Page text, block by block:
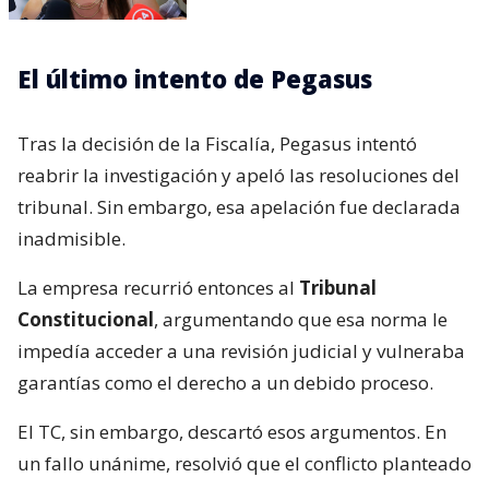
El último intento de Pegasus
Tras la decisión de la Fiscalía, Pegasus intentó
reabrir la investigación y apeló las resoluciones del
tribunal. Sin embargo, esa apelación fue declarada
inadmisible.
La empresa recurrió entonces al Tribunal
Constitucional, argumentando que esa norma le
impedía acceder a una revisión judicial y vulneraba
garantías como el derecho a un debido proceso.
El TC, sin embargo, descartó esos argumentos. En
un fallo unánime, resolvió que el conflicto planteado